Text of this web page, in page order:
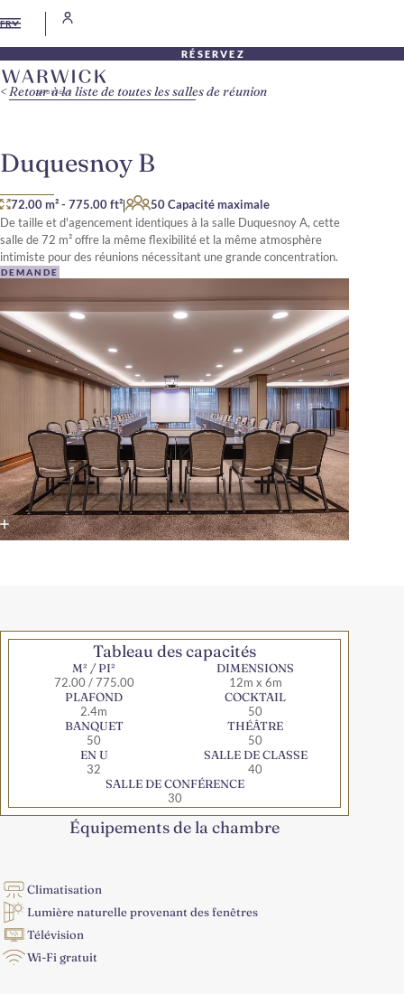
FR
RÉSERVEZ
Duquesnoy B
72.00 m²- 775.00 ft²|
50 Capacité maximale
De taille et d'agencement identiques à la salle Duquesnoy A, cette
salle de 72 m² offre la même flexibilité et la même atmosphère
intimiste pour des réunions nécessitant une grande concentration.
DEMANDE
Retour à la liste de toutes les salles de réunion
Tableau des capacités
M² / PI²
72.00 / 775.00
DIMENSIONS
12m x 6m
PLAFOND
2.4m
COCKTAIL
50
BANQUET
50
THÉÂTRE
50
EN U
32
SALLE DE CLASSE
40
SALLE DE CONFÉRENCE
30
Équipements de la chambre
Climatisation
Lumière naturelle provenant des fenêtres
Télévision
Wi-Fi gratuit